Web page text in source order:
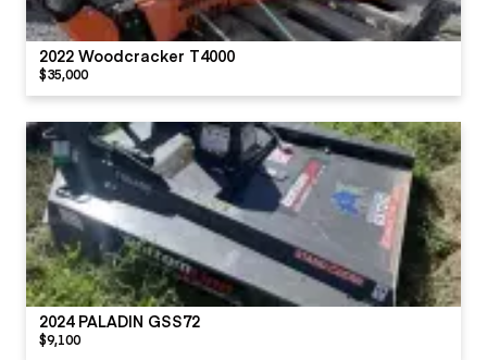
2022 Woodcracker T4000
$35,000
2024 PALADIN GSS72
$9,100